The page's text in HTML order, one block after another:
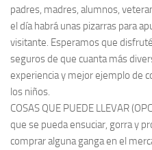
padres, madres, alumnos,
el día habrá unas pizarras para
visitante. Esperamos que
seguros de que cuanta más
experiencia y mejor ejemplo de
los niños.
COSAS QUE PUEDE LLEVAR
que se pueda ensuciar, gorra y
comprar alguna ganga en el